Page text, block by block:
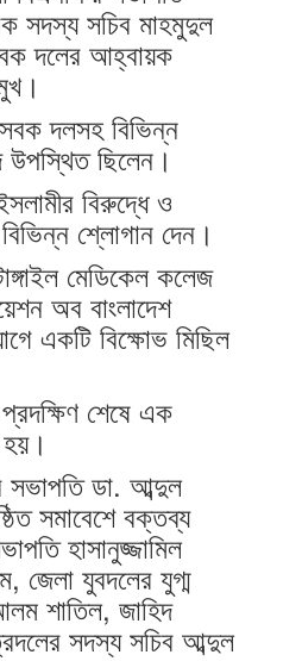
সদস্য সচিব মাহমুদুল
দলের আহ্বায়ক
দলসহ বিভিন্ন
উপস্থিত ছিলেন।
বিরুদ্ধে ও
শ্লোগান দেন।
মেডিকেল কলেজ
অব বাংলাদেশ
একটি বিক্ষোভ মিছিল
শেষে এক
সভাপতি ডা. আব্দুল
সমাবেশে বক্তব্য
হাসানুজ্জামিল
জেলা যুবদলের যুগ্ম
শাতিল, জাহিদ
সদস্য সচিব আব্দুল